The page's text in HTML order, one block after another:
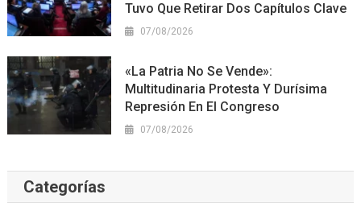
Tuvo Que Retirar Dos Capítulos Clave
07/08/2026
«La Patria No Se Vende»:
Multitudinaria Protesta Y Durísima
Represión En El Congreso
07/08/2026
Categorías